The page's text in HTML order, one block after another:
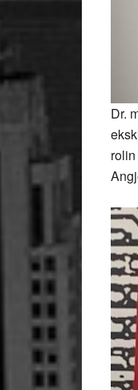
Dr.